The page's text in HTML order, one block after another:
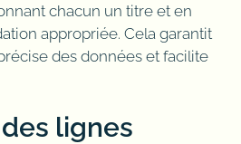
chacun un titre et en
appropriée. Cela garantit
des données et facilite
lignes